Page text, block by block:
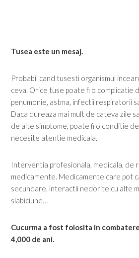
Tusea este un mesaj.
Probabil cand tusesti organismul
ceva. Orice tuse poate fi o complicatie
penumonie, astma, infectii respiratorii
Daca dureaza mai mult de cateva zile
de alte simptome, poate fi o conditie
necesite atentie medicala.
Interventia profesionala, medicala, de
medicamente. Medicamente care pot
secundare, interactii nedorite cu alte
slabiciune…
Cucurma a fost folosita in
4,000 de ani.